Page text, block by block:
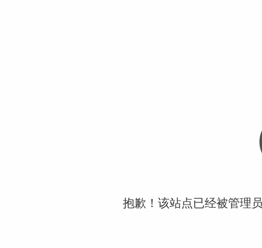
抱歉！该站点已经被管理